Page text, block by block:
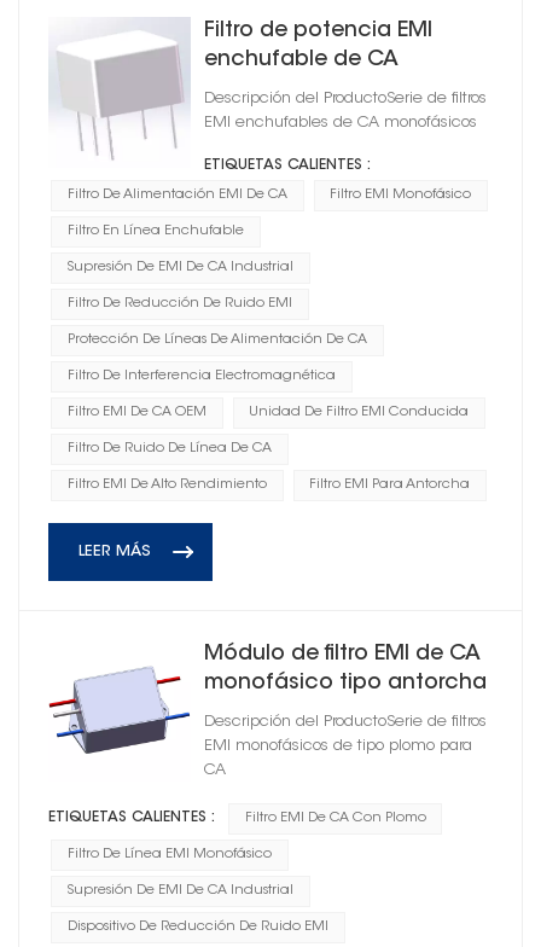
Filtro de potencia EMI
enchufable de CA
monofásico para
antorcha
Descripción del ProductoSerie de filtros
EMI enchufables de CA monofásicos
ETIQUETAS CALIENTES :
Filtro De Alimentación EMI De CA Filtro EMI Monofásico
Filtro En Línea Enchufable
Supresión De EMI De CA Industrial
Filtro De Reducción De Ruido EMI
Protección De Líneas De Alimentación De CA
Filtro De Interferencia Electromagnética
Filtro EMI De CA OEM Unidad De Filtro EMI Conducida
Filtro De Ruido De Línea De CA
Filtro EMI De Alto Rendimiento Filtro EMI Para Antorcha
LEER MÁS
Módulo de filtro EMI de CA
monofásico tipo antorcha
Descripción del ProductoSerie de filtros
EMI monofásicos de tipo plomo para
CA
ETIQUETAS CALIENTES : Filtro EMI De CA Con Plomo
Filtro De Línea EMI Monofásico
Supresión De EMI De CA Industrial
Dispositivo De Reducción De Ruido EMI